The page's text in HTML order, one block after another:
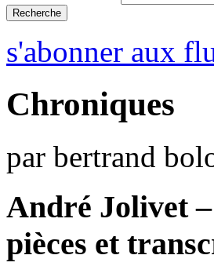
s'abonner aux
Chroniques
par bertrand
André Jolivet
pièces et